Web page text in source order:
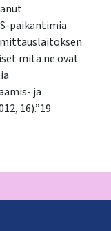
paikantimia
mitä ne ovat
ja
16).”19